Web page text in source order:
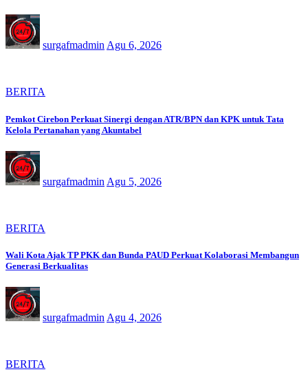
surgafmadmin Agu 6, 2026
BERITA
Pemkot Cirebon Perkuat Sinergi dengan ATR/BPN dan KPK untuk Tata
Kelola Pertanahan yang Akuntabel
surgafmadmin Agu 5, 2026
BERITA
Wali Kota Ajak TP PKK dan Bunda PAUD Perkuat Kolaborasi Membangun
Generasi Berkualitas
surgafmadmin Agu 4, 2026
BERITA